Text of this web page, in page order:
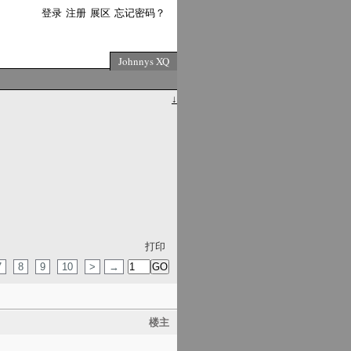
打印
8 9 10 > →
楼主
登录 注册 展区 忘记密码？
Johnnys XQ
↓